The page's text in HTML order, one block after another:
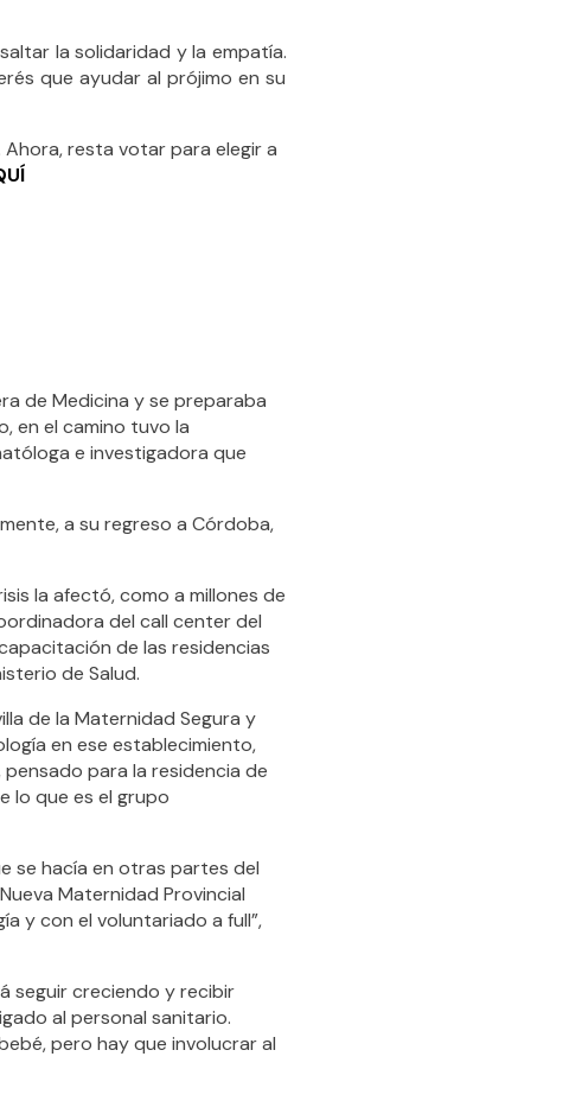
la solidaridad y la empatía.
que ayudar al prójimo en su
resta votar para elegir a
de Medicina y se preparaba
en el camino tuvo la
e investigadora que
a su regreso a Córdoba,
la afectó, como a millones de
del call center del
de las residencias
de Salud.
de la Maternidad Segura y
en ese establecimiento,
para la residencia de
lo que es el grupo
se hacía en otras partes del
Maternidad Provincial
y con el voluntariado a full”,
seguir creciendo y recibir
al personal sanitario.
pero hay que involucrar al